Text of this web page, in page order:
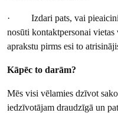
· Izdari pats, vai pieaicini
nosūti kontaktpersonai
aprakstu pirms esi to
Kāpēc to darām?
Mēs visi vēlamies dzīvot
iedzīvotājam draudzīgā un